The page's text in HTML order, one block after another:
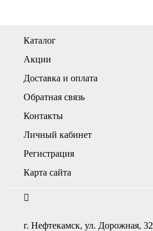
Каталог
Акции
Доставка и оплата
Обратная связь
Контакты
Личный кабинет
Регистрация
Карта сайта
г. Нефтекамск, ул. Дорожная, 32